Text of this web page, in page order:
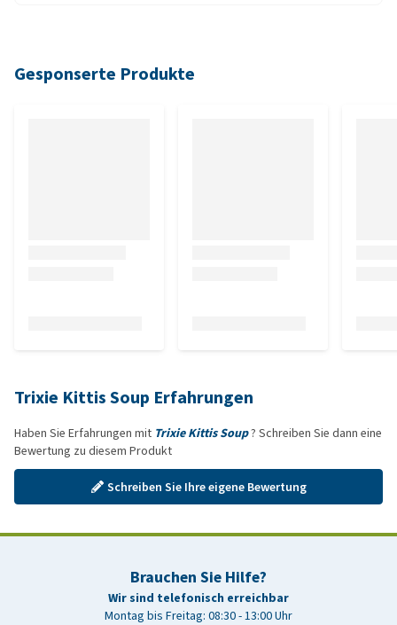
Gesponserte Produkte
Trixie Kittis Soup Erfahrungen
Haben Sie Erfahrungen mit Trixie Kittis Soup? Schreiben Sie dann eine
Bewertung zu diesem Produkt
Schreiben Sie Ihre eigene Bewertung
Brauchen Sie Hilfe?
Wir sind telefonisch erreichbar
Montag bis Freitag: 08:30 - 13:00 Uhr